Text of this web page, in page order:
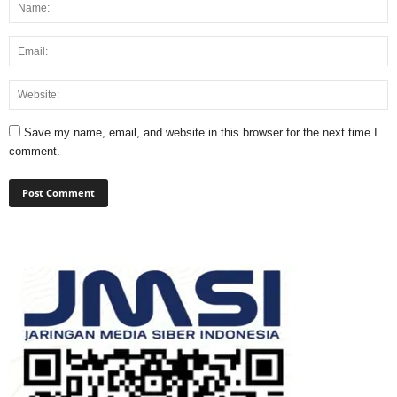
Save my name, email, and website in this browser for the next time I
comment.